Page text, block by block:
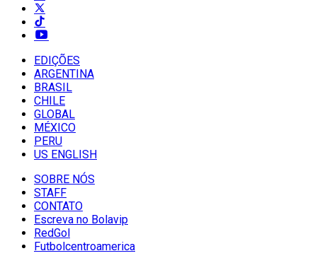
EDIÇÕES
ARGENTINA
BRASIL
CHILE
GLOBAL
MÉXICO
PERU
US ENGLISH
SOBRE NÓS
STAFF
CONTATO
Escreva no Bolavip
RedGol
Futbolcentroamerica